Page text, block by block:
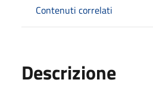
Contenuti correlati
Descrizione